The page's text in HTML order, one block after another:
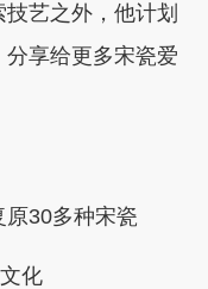
艺之外，他计划
享给更多宋瓷爱
30多种宋瓷
化